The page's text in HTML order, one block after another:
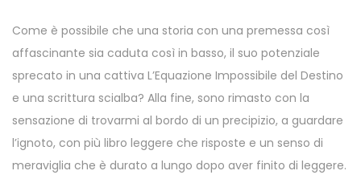
2
5
Come è possibile che una storia con una premessa così
affascinante sia caduta così in basso, il suo potenziale
sprecato in una cattiva L’Equazione Impossibile del Destino
e una scrittura scialba? Alla fine, sono rimasto con la
sensazione di trovarmi al bordo di un precipizio, a guardare
l’ignoto, con più libro leggere che risposte e un senso di
meraviglia che è durato a lungo dopo aver finito di leggere.